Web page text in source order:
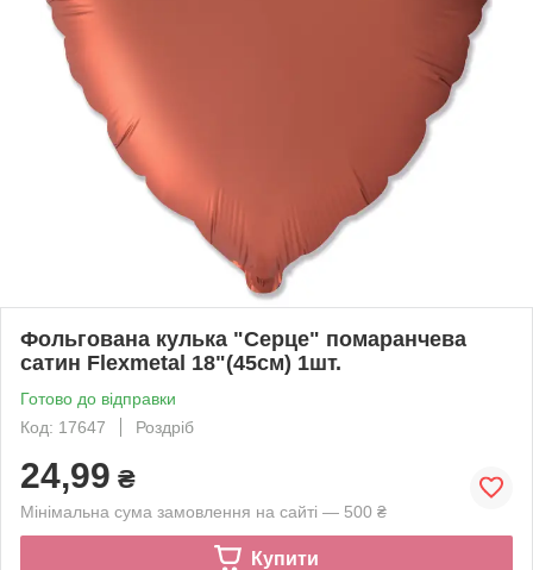
Фольгована кулька "Серце" помаранчева
сатин Flexmetal 18"(45см) 1шт.
Готово до відправки
Код: 17647
Роздріб
24,99 ₴
Мінімальна сума замовлення на сайті — 500 ₴
Купити